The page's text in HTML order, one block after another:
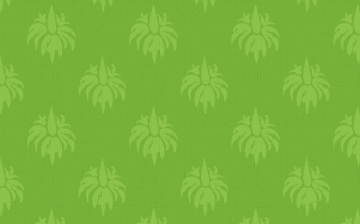
étrendben található vas
a többi 10 százalék
hem vas (Bull és
Élelmiszer Szabványügyi
Élelmiszer- és